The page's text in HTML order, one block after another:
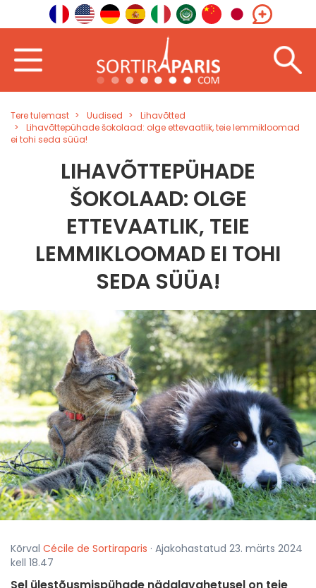
Tere tulemast Uudised
Lihavõtted
Lihavõttepühade šokolaad: olge ettevaatlik, teie lemmikloomad
ei tohi seda süüa!
LIHAVÕTTEPÜHADE
ŠOKOLAAD: OLGE
ETTEVAATLIK, TEIE
LEMMIKLOOMAD EI TOHI
SEDA SÜÜA!
Kõrval Cécile de Sortiraparis · Ajakohastatud 23. märts 2024
kell 18.47